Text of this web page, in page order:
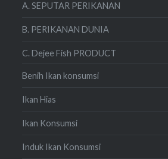
A. SEPUTAR PERIKANAN
B. PERIKANAN DUNIA
C. Dejee Fish PRODUCT
Benih Ikan konsumsi
Ikan Hias
Ikan Konsumsi
Induk Ikan Konsumsi